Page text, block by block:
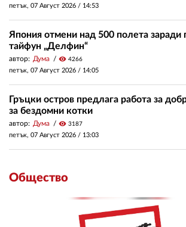
петък, 07 Август 2026 / 14:53
Япония отмени над 500 полета
тайфун „Делфин“
автор: Дума visibility 4266
петък, 07 Август 2026 / 14:05
Гръцки остров предлага работа за
за бездомни котки
автор: Дума visibility 3187
петък, 07 Август 2026 / 13:03
Общество